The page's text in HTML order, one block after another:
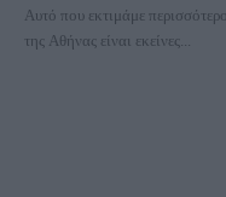
Αυτό που εκτιμάμε
της Αθήνας είναι εκείνες...